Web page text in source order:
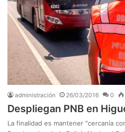
administración 26/03/2016 0
Despliegan PNB en
La finalidad es mantener "cercanía